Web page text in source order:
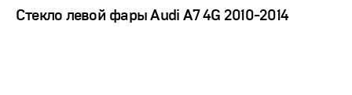
Стекло левой фары Audi A7 4G 2010-2014